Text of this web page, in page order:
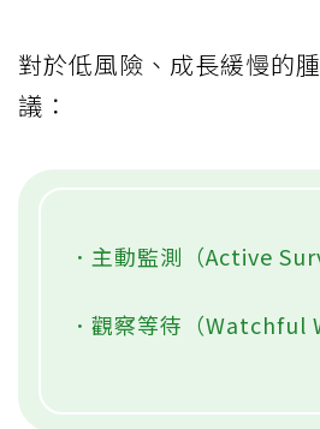
對於低風險、成長緩慢的
議：
．主動監測（Active
．觀察等待（Watchful